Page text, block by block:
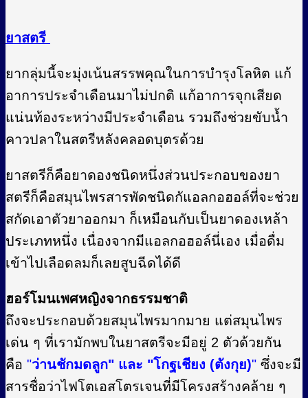
ยาสตรี
ยากลุ่มนี้จะมุ่งเน้นสรรพคุณในการบำรุงโลหิต แก้
อาการประจำเดือนมาไม่ปกติ แก้อาการจุกเสียด
แน่นท้องระหว่างมีประจำเดือน รวมถึงช่วยขับน้ำ
คาวปลาในสตรีหลังคลอดบุตรด้วย
ยาสตรีก็คือยาดองชนิดหนึ่งส่วนประกอบของยา
สตรีก็คือสมุนไพรสารพัดชนิดกัแอลกอฮอล์ที่จะช่วย
สกัดเอาตัวยาออกมา ก็เหมือนกับเป็นยาดองเหล้า
ประเภทหนึ่ง เนื่องจากมีแอลกอฮอล์นี่เอง เมื่อดื่ม
เข้าไปเลือดลมก็เลยสูบฉีดได้ดี
ฮอร์โมนเพศหญิงจากธรรมชาติ
ถึงจะประกอบด้วยสมุนไพรมากมาย แต่สมุนไพร
เด่น ๆ ที่เรามักพบในยาสตรีจะมีอยู่ 2 ตัวด้วยกัน
คือ "ว่านชักมดลูก" และ "โกฐเชียง (ตังกุย)" ซึ่งจะมี
สารชื่อว่าไฟโตเอสโตรเจนที่มีโครงสร้างคล้าย ๆ